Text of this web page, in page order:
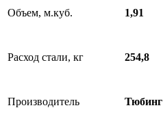
Объем, м.куб. 1,91
Расход стали, кг 254,8
Производитель Тюбинг